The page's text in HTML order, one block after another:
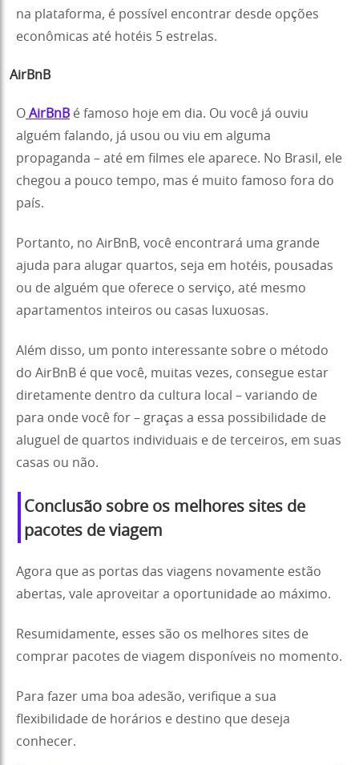
na plataforma, é possível encontrar desde opções
econômicas até hotéis 5 estrelas.
AirBnB
O AirBnB é famoso hoje em dia. Ou você já ouviu
alguém falando, já usou ou viu em alguma
propaganda – até em filmes ele aparece. No Brasil, ele
chegou a pouco tempo, mas é muito famoso fora do
país.
Portanto, no AirBnB, você encontrará uma grande
ajuda para alugar quartos, seja em hotéis, pousadas
ou de alguém que oferece o serviço, até mesmo
apartamentos inteiros ou casas luxuosas.
Além disso, um ponto interessante sobre o método
do AirBnB é que você, muitas vezes, consegue estar
diretamente dentro da cultura local – variando de
para onde você for – graças a essa possibilidade de
aluguel de quartos individuais e de terceiros, em suas
casas ou não.
Conclusão sobre os melhores sites de
pacotes de viagem
Agora que as portas das viagens novamente estão
abertas, vale aproveitar a oportunidade ao máximo.
Resumidamente, esses são os melhores sites de
comprar pacotes de viagem disponíveis no momento.
Para fazer uma boa adesão, verifique a sua
flexibilidade de horários e destino que deseja
conhecer.